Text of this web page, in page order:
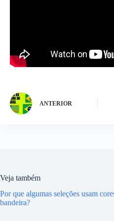
ANTERIOR
Veja também
Por que algumas seleções usam
bandeira?